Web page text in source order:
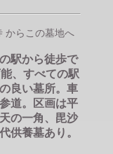
からこの墓地へ
駅から徒歩で
、すべての駅
良い墓所。車
道。区画は平
の一角、毘沙
供養墓あり。